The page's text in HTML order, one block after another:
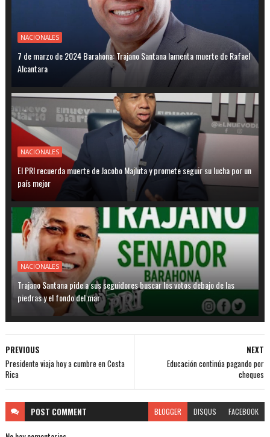
NACIONALES
7 de marzo de 2024 Barahona: Trajano Santana lamenta muerte de Rafael
Alcantara
NACIONALES
El PRI recuerda muerte de Jacobo Majluta y promete seguir su lucha por un
país mejor
NACIONALES
Trajano Santana pide a sus seguidores buscar los votos debajo de las
piedras y el fondo del mar
NEXT
Educación continúa pagando por
cheques
PREVIOUS
Presidente viaja hoy a cumbre en Costa
Rica
POST COMMENT BLOGGER DISQUS FACEBOOK